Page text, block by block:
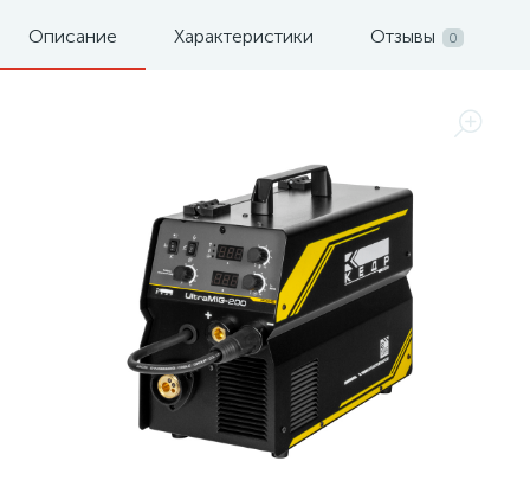
Описание Характеристики Отзывы 0